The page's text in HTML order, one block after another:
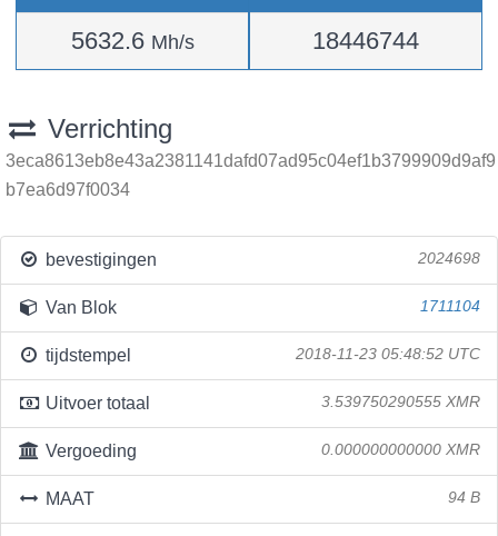
5632.6 Mh/s 18446744
Verrichting
3eca8613eb8e43a2381141dafd07ad95c04ef1b3799909d9af9
b7ea6d97f0034
bevestigingen 2024698
Van Blok 1711104
tijdstempel 2018-11-23 05:48:52 UTC
Uitvoer totaal 3.539750290555 XMR
Vergoeding 0.000000000000 XMR
MAAT 94 B